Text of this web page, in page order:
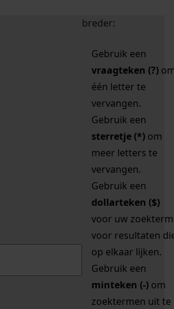
breder:
Gebruik een
vraagteken (?)
één letter te
vervangen.
Gebruik een
sterretje (*) om
meer letters te
vervangen.
Gebruik een
dollarteken ($)
voor uw zoekterm
voor resultaten
op elkaar lijken.
Gebruik een
minteken (-) om
zoektermen uit te